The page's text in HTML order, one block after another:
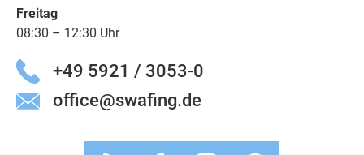
Freitag
08:30 – 12:30 Uhr
+49 5921 / 3053-0
office@swafing.de